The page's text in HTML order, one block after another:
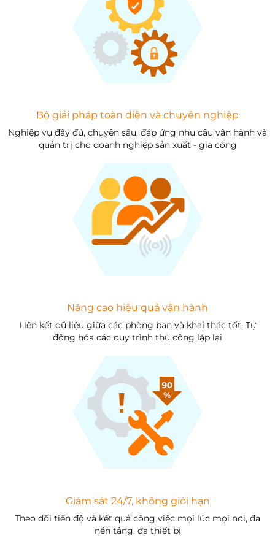
Bộ giải pháp toàn diện và chuyên nghiệp
Nghiệp vụ đầy đủ, chuyên sâu, đáp ứng nhu cầu vận hành và
quản trị cho doanh nghiệp sản xuất - gia công
Nâng cao hiệu quả vận hành
Liên kết dữ liệu giữa các phòng ban và khai thác tốt. Tự
động hóa các quy trình thủ công lặp lại
Giám sát 24/7, không giới hạn
Theo dõi tiến độ và kết quả công việc mọi lúc mọi nơi, đa
nền tảng, đa thiết bị